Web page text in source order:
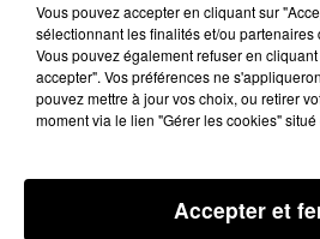
30 mai 2024 - 4 min 18 sec
LES INFOS DES HAUTES-
30/05/2024 À 17H00
Podcasts infos des Hautes-
Vous pouvez accepter en cliquant sur
sélectionnant les finalités et/ou partenaires
Vous pouvez également refuser en
accepter". Vos préférences ne
pouvez mettre à jour vos choix, ou retirer
moment via le lien "Gérer les cookies"
Accepter et